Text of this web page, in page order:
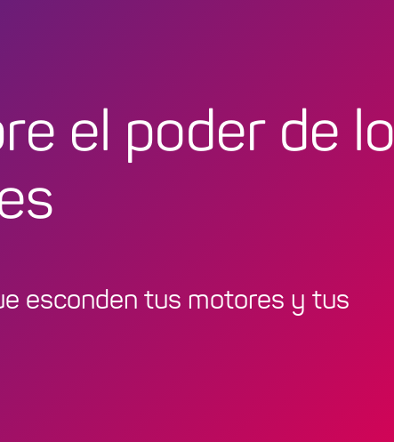
el poder de lo
esconden tus motores y tus